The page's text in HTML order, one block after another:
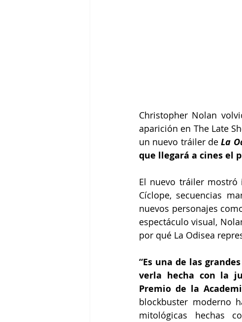
Christopher Nolan
aparición en The Late
un nuevo tráiler de La
que llegará a cines el
El nuevo tráiler mostró
Cíclope, secuencias
nuevos personajes
espectáculo visual,
por qué La Odisea
“Es una de las
verla hecha con la
Premio de la
blockbuster moderno
mitológicas hechas